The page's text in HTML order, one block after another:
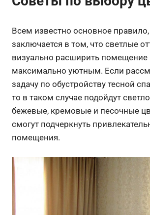
Всем известно основное
заключается в том, что светлые
визуально расширить помещение
максимально уютным. Если
задачу по обустройству тесной
то в таком случае подойдут
бежевые, кремовые и песочные
смогут подчеркнуть
помещения.